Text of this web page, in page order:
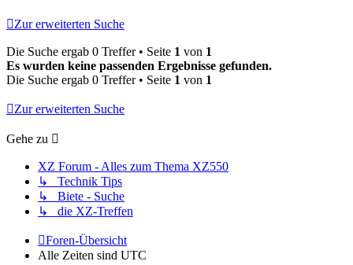
Zur erweiterten Suche
Die Suche ergab 0 Treffer • Seite 1 von 1
Es wurden keine passenden Ergebnisse gefunden.
Die Suche ergab 0 Treffer • Seite 1 von 1
Zur erweiterten Suche
Gehe zu
XZ Forum - Alles zum Thema XZ550
↳ Technik Tips
↳ Biete - Suche
↳ die XZ-Treffen
Foren-Übersicht
Alle Zeiten sind UTC